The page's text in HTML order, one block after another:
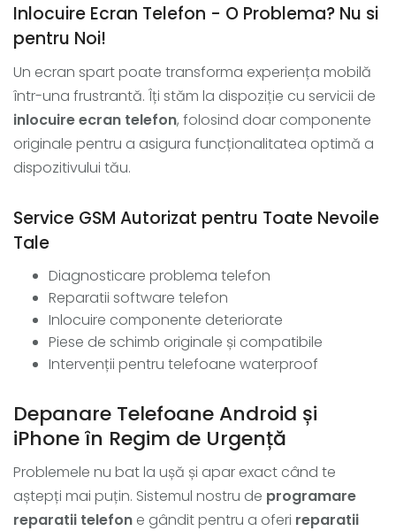
Inlocuire Ecran Telefon - O Problema? Nu si
pentru Noi!
Un ecran spart poate transforma experiența mobilă
într-una frustrantă. Îți stăm la dispoziție cu servicii de
inlocuire ecran telefon, folosind doar componente
originale pentru a asigura funcționalitatea optimă a
dispozitivului tău.
Service GSM Autorizat pentru Toate Nevoile
Tale
Diagnosticare problema telefon
Reparatii software telefon
Inlocuire componente deteriorate
Piese de schimb originale și compatibile
Intervenții pentru telefoane waterproof
Depanare Telefoane Android și
iPhone în Regim de Urgență
Problemele nu bat la ușă și apar exact când te
aștepți mai puțin. Sistemul nostru de programare
reparatii telefon e gândit pentru a oferi reparatii